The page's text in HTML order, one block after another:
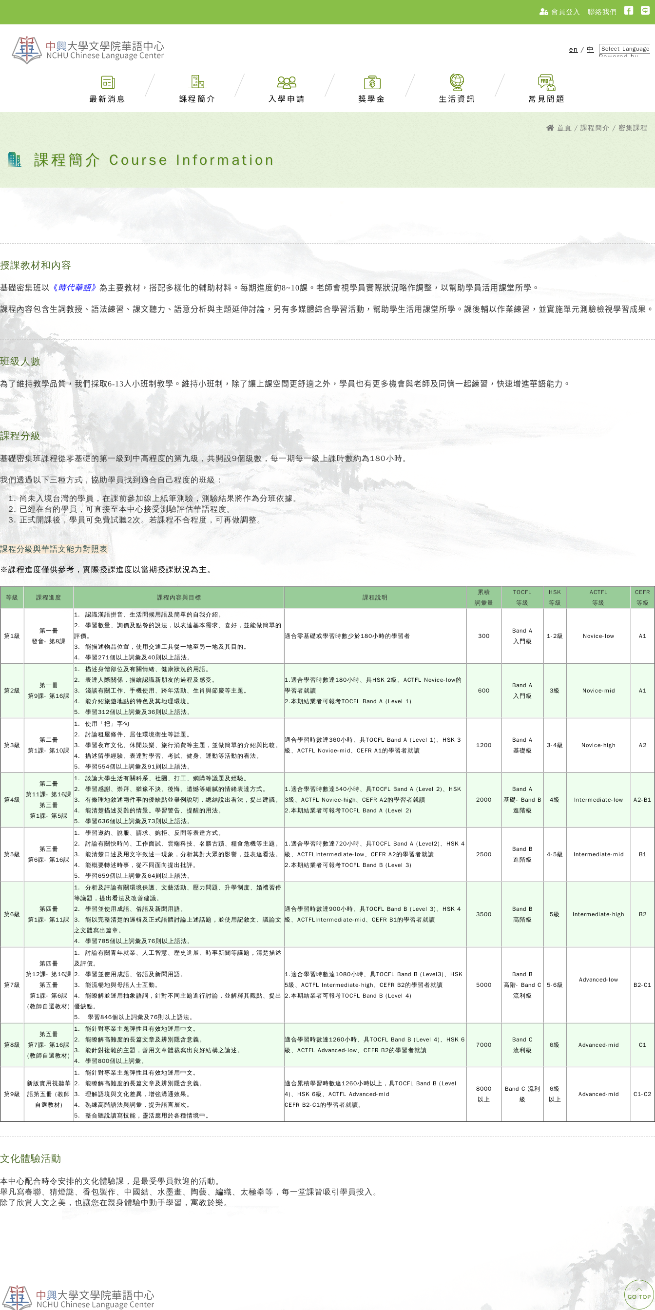
會員登入 聯絡我們
en / 中
Powered by
最新消息 課程簡介 入學申請 獎學金 生活資訊 常見問題
首頁 / 課程簡介 / 密集課程
課程簡介 Course Information
授課教材和內容
基礎密集班以 《時代華語》 為主要教材，搭配多樣化的輔助材料。每期進度約8~10課。老師會視學員實際狀況略作調整，以幫助學員活用課堂所學。
課程內容包含生詞教授、語法練習、課文聽力、語意分析與主題延伸討論，另有多媒體綜合學習活動，幫助學生活用課堂所學。課後輔以作業練習，並實施單元測驗檢視學習成果。
班級人數
為了維持教學品質，我們採取6-13人小班制教學。維持小班制，除了讓上課空間更舒適之外，學員也有更多機會與老師及同儕一起練習，快速增進華語能力。
課程分級
基礎密集班課程從零基礎的第一級到中高程度的第九級，共開設9個級數，每一期每一級上課時數約為180小時。
我們透過以下三種方式，協助學員找到適合自己程度的班級：
尚未入境台灣的學員，在課前參加線上紙筆測驗，測驗結果將作為分班依據。
已經在台的學員，可直接至本中心接受測驗評估華語程度。
正式開課後，學員可免費試聽2次。若課程不合程度，可再做調整。
課程分級與華語文能力對照表
※課程進度僅供參考，實際授課進度以當期授課狀況為主。
等級 課程進度 課程內容與目標 課程說明
累積
詞彙量
TOCFL
等級
HSK
等級
ACTFL
等級
CEFR
等級
第1級
第一冊
發音- 第8課
1. 認識漢語拼音、生活問候用語及簡單的自我介紹。
2. 學習數量、詢價及點餐的說法，以表達基本需求、喜好，並能做簡單的
評價。
3. 能描述物品位置，使用交通工具從一地至另一地及其目的。
4. 學習271個以上詞彙及40則以上語法。
適合零基礎或學習時數少於180小時的學習者 300
Band A
入門級
1-2級 Novice-low A1
第2級
第一冊
第9課- 第16課
1. 描述身體部位及有關情緒、健康狀況的用語。
2. 表達人際關係，描繪認識新朋友的過程及感受。
3. 淺談有關工作、手機使用、跨年活動、生肖與節慶等主題。
4. 能介紹旅遊地點的特色及其地理環境。
5. 學習312個以上詞彙及36則以上語法。
1.適合學習時數達180小時、具HSK 2級、ACTFL Novice-low的
學習者就讀
2.本期結業者可報考TOCFL Band A (Level 1)
600
Band A
入門級
3級 Novice-mid A1
第3級
第二冊
第1課- 第10課
1. 使用「把」字句
2. 討論租屋條件、居住環境衛生等話題。
3. 學習夜市文化、休閒娛樂、旅行消費等主題，並做簡單的介紹與比較。
4. 描述留學經驗、表達對學習、考試、健身、運動等活動的看法。
5. 學習554個以上詞彙及91則以上語法。
適合學習時數達360小時、具TOCFL Band A (Level 1)、HSK 3
級、ACTFL Novice-mid、CEFR A1的學習者就讀
1200
Band A
基礎級
3-4級 Novice-high A2
第4級
第二冊
第11課- 第16課
第三冊
第1課- 第5課
1. 談論大學生活有關科系、社團、打工、網購等議題及經驗。
2. 學習感謝、崇拜、猶豫不決、後悔、遺憾等細膩的情緒表達方式。
3. 有條理地敘述兩件事的優缺點並舉例說明，總結說出看法，提出建議。
4. 能清楚描述災難的情景。學習警告、提醒的用法。
5. 學習636個以上詞彙及73則以上語法。
1.適合學習時數達540小時、具TOCFL Band A (Level 2)、HSK
3級、ACTFL Novice-high、CEFR A2的學習者就讀
2.本期結業者可報考TOCFL Band A (Level 2)
2000
Band A
基礎- Band B
進階級
4級 Intermediate-low A2-B1
第5級
第三冊
第6課- 第16課
1. 學習邀約、說服、請求、婉拒、反問等表達方式。
2. 討論有關快時尚、工作面試、雲端科技、名勝古蹟、糧食危機等主題。
3. 能清楚口述及用文字敘述一現象，分析其對大眾的影響，並表達看法。
4. 能概要轉述時事，從不同面向提出批評。
5. 學習659個以上詞彙及64則以上語法。
1.適合學習時數達720小時、具TOCFL Band A (Level2)、HSK 4
級、ACTFLIntermediate-low、CEFR A2的學習者就讀
2.本期結業者可報考TOCFL Band B (Level 3)
2500
Band B
進階級
4-5級 Intermediate-mid B1
第6級
第四冊
第1課- 第11課
1. 分析及評論有關環境保護、文藝活動、壓力問題、升學制度、婚禮習俗
等議題，提出看法及改善建議。
2. 學習並使用成語、俗語及新聞用語。
3. 能以完整清楚的邏輯及正式語體討論上述話題，並使用記敘文、議論文
之文體寫出篇章。
4. 學習785個以上詞彙及76則以上語法。
適合學習時數達900小時、具TOCFL Band B (Level 3)、HSK 4
級、ACTFLIntermediate-mid、CEFR B1的學習者就讀
3500
Band B
高階級
5級 Intermediate-high B2
第7級
第四冊
第12課- 第16課
第五冊
第1課- 第6課
(教師自選教材)
1. 討論有關青年就業、人工智慧、歷史進展、時事新聞等議題，清楚描述
及評價。
2. 學習並使用成語、俗語及新聞用語。
3. 能流暢地與母語人士互動。
4. 能瞭解並運用抽象語詞，針對不同主題進行討論，並解釋其觀點、提出
優缺點。
5. 學習846個以上詞彙及76則以上語法。
1.適合學習時數達1080小時、具TOCFL Band B (Level3)、HSK
5級、ACTFL Intermediate-high、CEFR B2的學習者就讀
2.本期結業者可報考TOCFL Band B (Level 4)
5000
Band B
高階- Band C
流利級
5-6級
Advanced-low
B2-C1
第8級
第五冊
第7課- 第16課
(教師自選教材)
1. 能針對專業主題彈性且有效地運用中文。
2. 能瞭解高難度的長篇文章及辨別隱含意義。
3. 能針對複雜的主題，善用文章體裁寫出良好結構之論述。
4. 學習800個以上詞彙。
適合學習時數達1260小時、具TOCFL Band B (Level 4)、HSK 6
級、ACTFL Advanced-low、CEFR B2的學習者就讀
7000
Band C
流利級
6級 Advanced-mid C1
第9級
新版實用視聽華
語第五冊 (教師
自選教材)
1. 能針對專業主題彈性且有效地運用中文。
2. 能瞭解高難度的長篇文章及辨別隱含意義。
3. 理解語境與文化差異，增強溝通效果。
4. 熟練高階語法與詞彙，提升語言層次。
5. 整合聽說讀寫技能，靈活應用於各種情境中。
適合累積學習時數達1260小時以上，具TOCFL Band B (Level
4)、HSK 6級、ACTFL Advanced-mid
CEFR B2-C1的學習者就讀。
8000
以上
Band C 流利
級
6級
以上
Advanced-mid C1-C2
文化體驗活動
本中心配合時令安排的文化體驗課，是最受學員歡迎的活動。
舉凡寫春聯、猜燈謎、香包製作、中國結、水墨畫、陶藝、編織、太極拳等，每一堂課皆吸引學員投入。
除了欣賞人文之美，也讓您在親身體驗中動手學習，寓教於樂。